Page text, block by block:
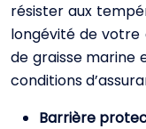
résister aux
longévité de votre
de graisse marine
conditions
Barrière